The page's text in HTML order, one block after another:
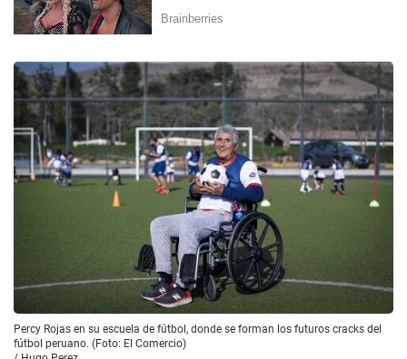
Percy Rojas en su escuela de fútbol, donde se forman los futuros cracks del
fútbol peruano. (Foto: El Comercio)